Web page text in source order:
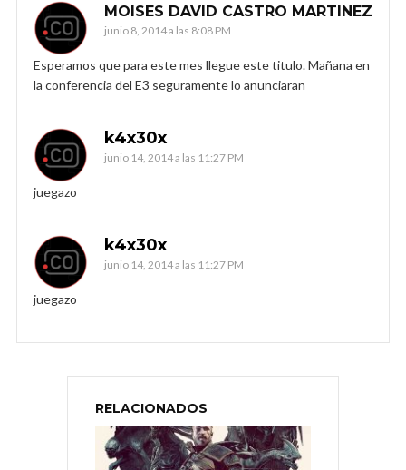
MOISES DAVID CASTRO MARTINEZ
junio 8, 2014 a las 8:08 PM
Esperamos que para este mes llegue este titulo. Mañana en
la conferencia del E3 seguramente lo anunciaran
k4x30x
junio 14, 2014 a las 11:27 PM
juegazo
k4x30x
junio 14, 2014 a las 11:27 PM
juegazo
RELACIONADOS